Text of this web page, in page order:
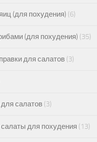
(для похудения) (6)
(для похудения) (35)
для салатов (3)
салатов (3)
для похудения (13)